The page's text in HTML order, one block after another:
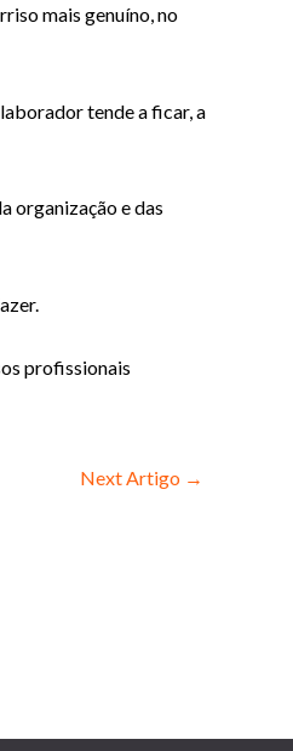
mais genuíno, no
tende a ficar, a
organização e das
profissionais
Next Artigo →